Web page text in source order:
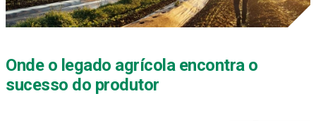
Onde o legado agrícola encontra o
sucesso do produtor